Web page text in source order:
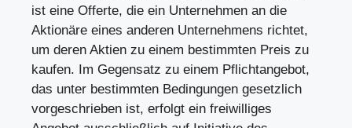
ist eine Offerte, die ein Unternehmen an die
Aktionäre eines anderen Unternehmens richtet,
um deren Aktien zu einem bestimmten Preis zu
kaufen. Im Gegensatz zu einem Pflichtangebot,
das unter bestimmten Bedingungen gesetzlich
vorgeschrieben ist, erfolgt ein freiwilliges